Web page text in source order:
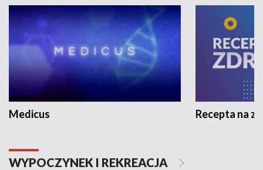
Medicus Recepta na
WYPOCZYNEK I REKREACJA